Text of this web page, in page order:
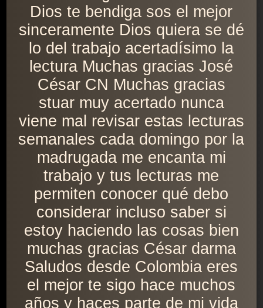
Dios te bendiga sos el mejor
sinceramente Dios quiera se dé
lo del trabajo acertadísimo la
lectura Muchas gracias José
César CN Muchas gracias
stuar muy acertado nunca
viene mal revisar estas lecturas
semanales cada domingo por la
madrugada me encanta mi
trabajo y tus lecturas me
permiten conocer qué debo
considerar incluso saber si
estoy haciendo las cosas bien
muchas gracias César darma
Saludos desde Colombia eres
el mejor te sigo hace muchos
años y haces parte de mi vida